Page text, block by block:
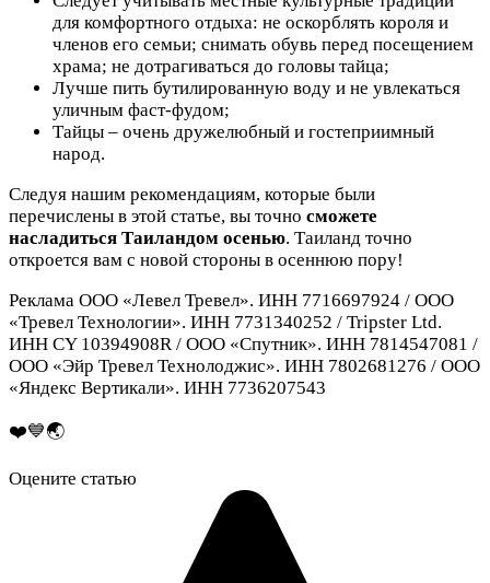
для комфортного отдыха: не оскорблять короля и
членов его семьи; снимать обувь перед посещением
храма; не дотрагиваться до головы тайца;
Лучше пить бутилированную воду и не увлекаться
уличным фаст-фудом;
Тайцы – очень дружелюбный и гостеприимный
народ.
Следуя нашим рекомендациям, которые были
перечислены в этой статье, вы точно сможете
насладиться Таиландом осенью. Таиланд точно
откроется вам с новой стороны в осеннюю пору!
Реклама ООО «Левел Тревел». ИНН 7716697924 / ООО
«Тревел Технологии». ИНН 7731340252 / Tripster Ltd.
ИНН CY 10394908R / ООО «Спутник». ИНН 7814547081 /
ООО «Эйр Тревел Технолоджис». ИНН 7802681276 / ООО
«Яндекс Вертикали». ИНН 7736207543
❤️💙🌏
Оцените статью